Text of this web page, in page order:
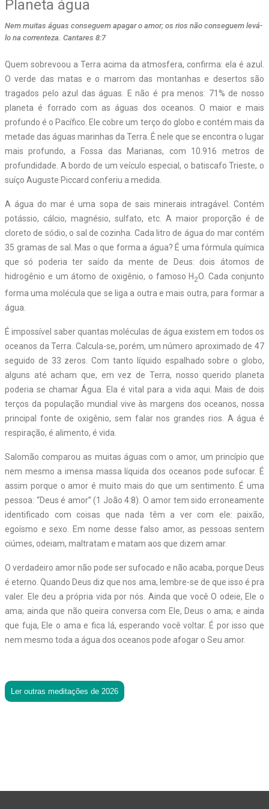
Planeta água
Nem muitas águas conseguem apagar o amor; os rios não conseguem levá-
lo na correnteza. Cantares 8:7
Quem sobrevoou a Terra acima da atmosfera, confirma: ela é azul.
O verde das matas e o marrom das montanhas e desertos são
tragados pelo azul das águas. E não é pra menos: 71% de nosso
planeta é forrado com as águas dos oceanos. O maior e mais
profundo é o Pacífico. Ele cobre um terço do globo e contém mais da
metade das águas marinhas da Terra. É nele que se encontra o lugar
mais profundo, a Fossa das Marianas, com 10.916 metros de
profundidade. A bordo de um veículo especial, o batiscafo Trieste, o
suíço Auguste Piccard conferiu a medida.
A água do mar é uma sopa de sais minerais intragável. Contém
potássio, cálcio, magnésio, sulfato, etc. A maior proporção é de
cloreto de sódio, o sal de cozinha. Cada litro de água do mar contém
35 gramas de sal. Mas o que forma a água? É uma fórmula química
que só poderia ter saído da mente de Deus: dois átomos de
hidrogênio e um átomo de oxigênio, o famoso H2O. Cada conjunto
forma uma molécula que se liga a outra e mais outra, para formar a
água.
É impossível saber quantas moléculas de água existem em todos os
oceanos da Terra. Calcula-se, porém, um número aproximado de 47
seguido de 33 zeros. Com tanto líquido espalhado sobre o globo,
alguns até acham que, em vez de Terra, nosso querido planeta
poderia se chamar Água. Ela é vital para a vida aqui. Mais de dois
terços da população mundial vive às margens dos oceanos, nossa
principal fonte de oxigênio, sem falar nos grandes rios. A água é
respiração, é alimento, é vida.
Salomão comparou as muitas águas com o amor, um princípio que
nem mesmo a imensa massa líquida dos oceanos pode sufocar. É
assim porque o amor é muito mais do que um sentimento. É uma
pessoa: “Deus é amor” (1 João 4:8). O amor tem sido erroneamente
identificado com coisas que nada têm a ver com ele: paixão,
egoísmo e sexo. Em nome desse falso amor, as pessoas sentem
ciúmes, odeiam, maltratam e matam aos que dizem amar.
O verdadeiro amor não pode ser sufocado e não acaba, porque Deus
é eterno. Quando Deus diz que nos ama, lembre-se de que isso é pra
valer. Ele deu a própria vida por nós. Ainda que você O odeie, Ele o
ama; ainda que não queira conversa com Ele, Deus o ama; e ainda
que fuja, Ele o ama e fica lá, esperando você voltar. É por isso que
nem mesmo toda a água dos oceanos pode afogar o Seu amor.
Ler outras meditações de 2026